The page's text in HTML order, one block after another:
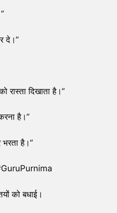
दे।”
रास्ता दिखाता है।”
है।”
है।”
को बधाई।